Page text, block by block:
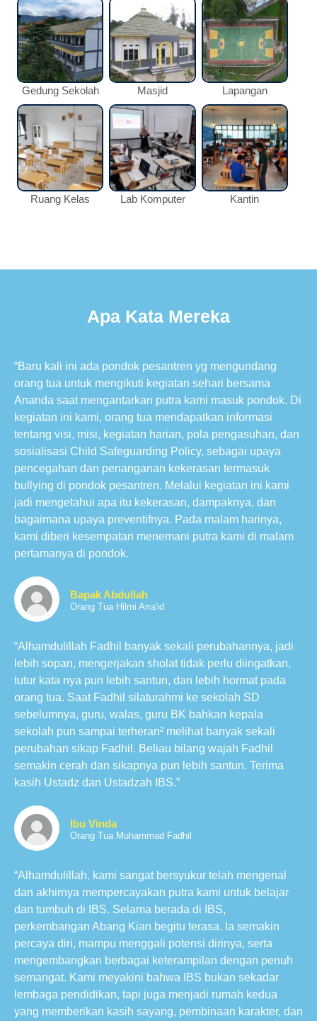
Gedung Sekolah Masjid Lapangan
Ruang Kelas Lab Komputer Kantin
Apa Kata Mereka
“Baru kali ini ada pondok pesantren yg mengundang
orang tua untuk mengikuti kegiatan sehari bersama
Ananda saat mengantarkan putra kami masuk pondok. Di
kegiatan ini kami, orang tua mendapatkan informasi
tentang visi, misi, kegiatan harian, pola pengasuhan, dan
sosialisasi Child Safeguarding Policy, sebagai upaya
pencegahan dan penanganan kekerasan termasuk
bullying di pondok pesantren. Melalui kegiatan ini kami
jadi mengetahui apa itu kekerasan, dampaknya, dan
bagaimana upaya preventifnya. Pada malam harinya,
kami diberi kesempatan menemani putra kami di malam
pertamanya di pondok.
Bapak Abdullah
Orang Tua Hilmi Arra'id
“Alhamdulillah Fadhil banyak sekali perubahannya, jadi
lebih sopan, mengerjakan sholat tidak perlu diingatkan,
tutur kata nya pun lebih santun, dan lebih hormat pada
orang tua. Saat Fadhil silaturahmi ke sekolah SD
sebelumnya, guru, walas, guru BK bahkan kepala
sekolah pun sampai terheran² melihat banyak sekali
perubahan sikap Fadhil. Beliau bilang wajah Fadhil
semakin cerah dan sikapnya pun lebih santun. Terima
kasih Ustadz dan Ustadzah IBS.”
Ibu Vinda
Orang Tua Muhammad Fadhil
“Alhamdulillah, kami sangat bersyukur telah mengenal
dan akhirnya mempercayakan putra kami untuk belajar
dan tumbuh di IBS. Selama berada di IBS,
perkembangan Abang Kian begitu terasa. Ia semakin
percaya diri, mampu menggali potensi dirinya, serta
mengembangkan berbagai keterampilan dengan penuh
semangat. Kami meyakini bahwa IBS bukan sekadar
lembaga pendidikan, tapi juga menjadi rumah kedua
yang memberikan kasih sayang, pembinaan karakter, dan